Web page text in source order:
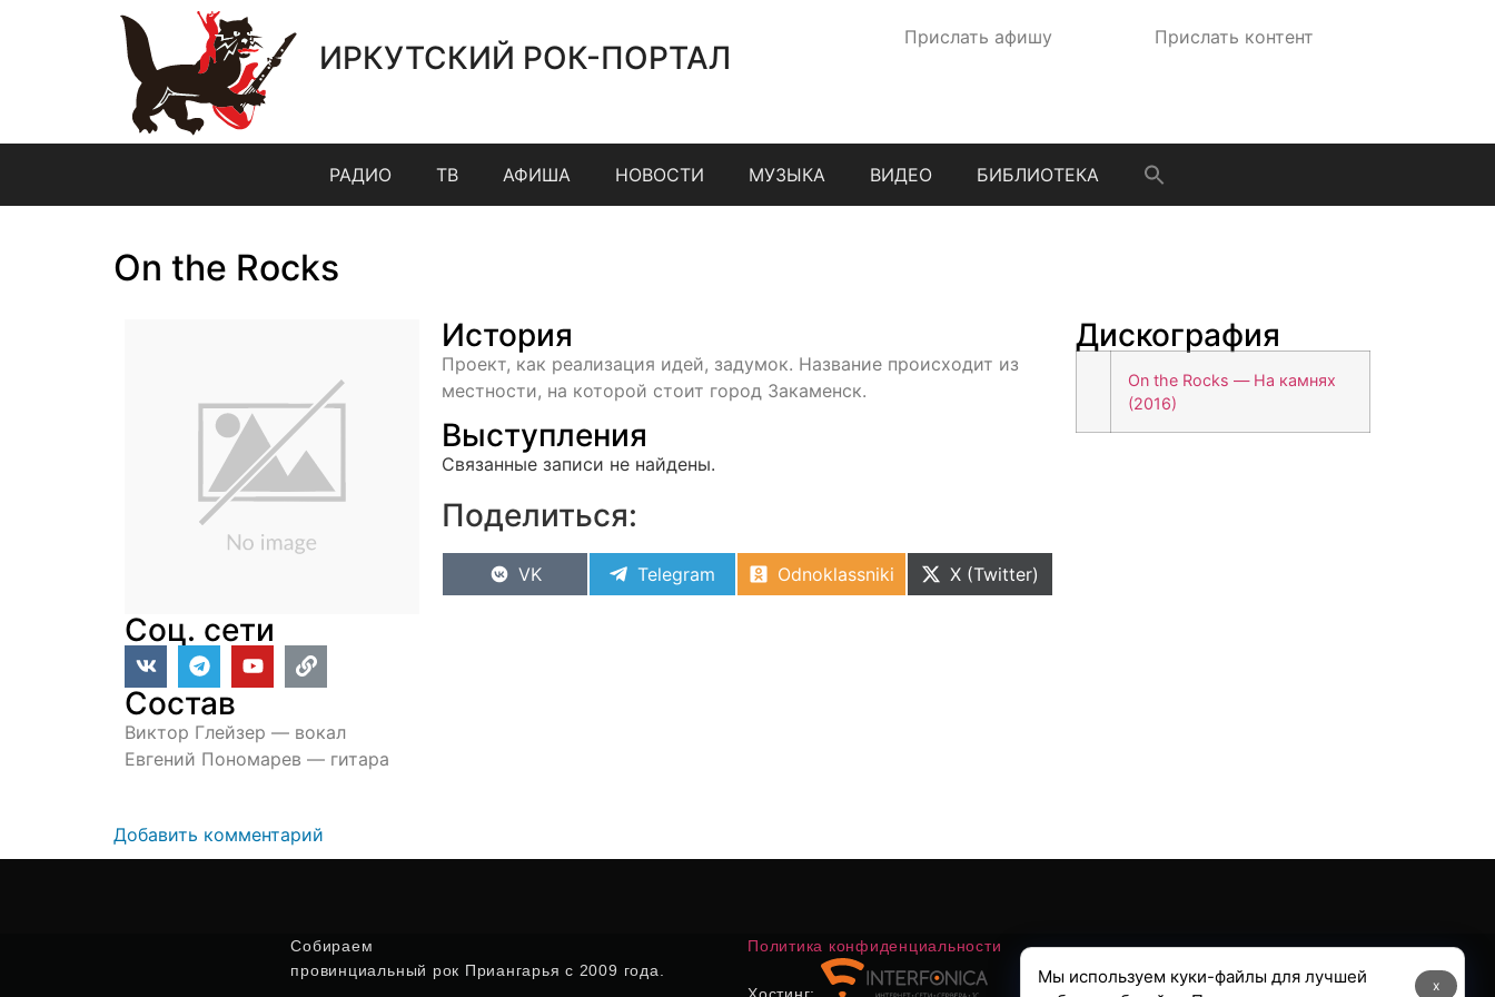
ИРКУТСКИЙ РОК-ПОРТАЛ
Прислать афишу Прислать контент
РАДИО ТВ АФИША НОВОСТИ МУЗЫКА ВИДЕО БИБЛИОТЕКА
On the Rocks
Соц. сети
Состав
Виктор Глейзер — вокал
Евгений Пономарев — гитара
История
Проект, как реализация идей, задумок. Название происходит из
местности, на которой стоит город Закаменск.
Выступления
Связанные записи не найдены.
Поделиться:
VK Telegram Odnoklassniki X (Twitter)
Дискография
On the Rocks — На камнях
(2016)
Добавить комментарий
Собираем
провинциальный рок Приангарья с 2009 года.
Политика конфиденциальности
x
Мы используем куки-файлы для лучшей